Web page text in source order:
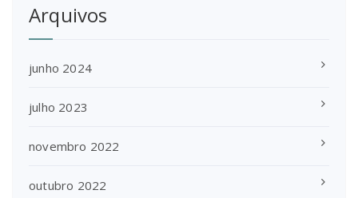
Arquivos
junho 2024
julho 2023
novembro 2022
outubro 2022